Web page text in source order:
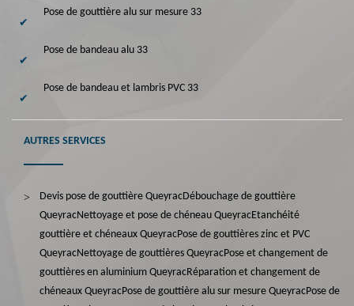
Pose de gouttière alu sur mesure 33
Pose de bandeau alu 33
Pose de bandeau et lambris PVC 33
AUTRES SERVICES
Devis pose de gouttière QueyracDébouchage de gouttière
QueyracNettoyage et pose de chéneau QueyracEtanchéité
gouttière et chéneaux QueyracPose de gouttières zinc et PVC
QueyracNettoyage de gouttières QueyracPose et changement de
gouttières en aluminium QueyracRéparation et changement de
chéneaux QueyracPose de gouttière alu sur mesure QueyracPose de